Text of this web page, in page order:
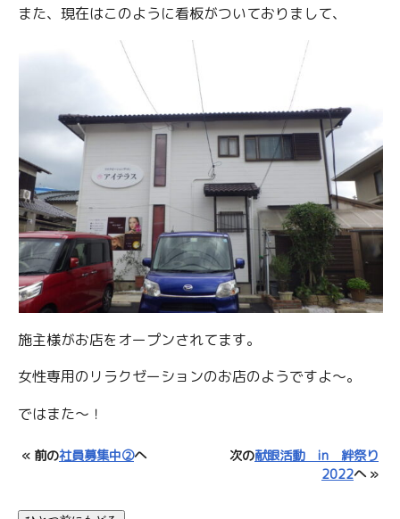
また、現在はこのように看板がついておりまして、
施主様がお店をオープンされてます。
女性専用のリラクゼーションのお店のようですよ～。
ではまた～！
« 前の社員募集中②へ 次の献眼活動 in 絆祭り
2022へ »